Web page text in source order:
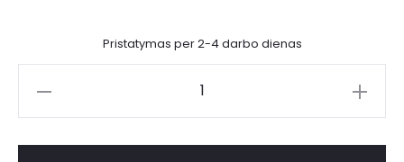
Pristatymas per 2-4 darbo dienas